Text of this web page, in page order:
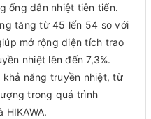
ống dẫn nhiệt tiên tiến.
tăng từ 45 lến 54 so với
mở rộng diện tích trao
nhiệt lên đến 7,3%.
năng truyền nhiệt, từ
trong quá trình